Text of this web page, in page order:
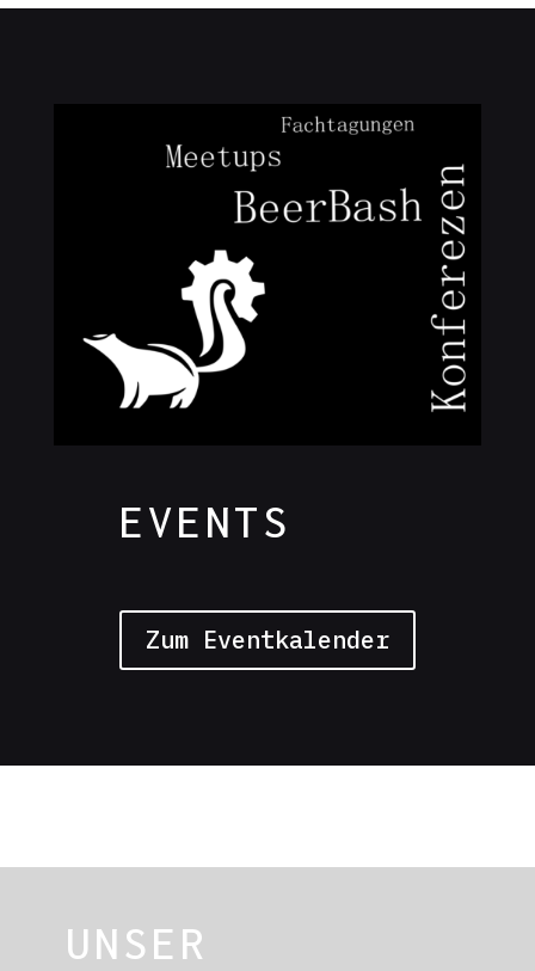
EVENTS
Zum Eventkalender
UNSER